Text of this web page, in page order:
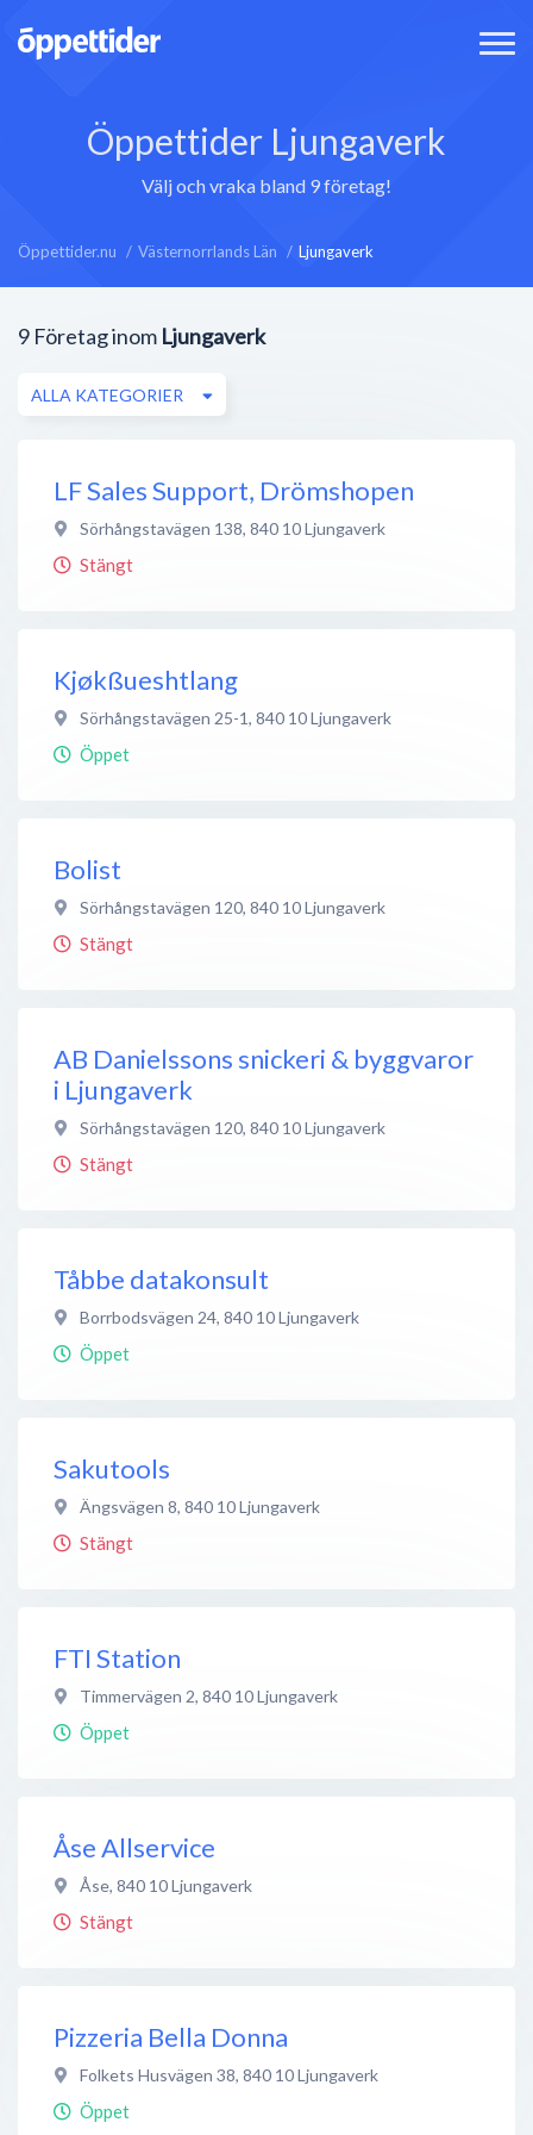
Öppettider Ljungaverk
Välj och vraka bland 9 företag!
Öppettider.nu Västernorrlands Län Ljungaverk
9 Företag inom Ljungaverk
ALLA KATEGORIER
LF Sales Support, Drömshopen
Sörhångstavägen 138, 840 10Ljungaverk
Stängt
Kjøkßueshtlang
Sörhångstavägen 25-1, 840 10Ljungaverk
Öppet
Bolist
Sörhångstavägen 120, 840 10Ljungaverk
Stängt
AB Danielssons snickeri & byggvaror
i Ljungaverk
Sörhångstavägen 120, 840 10Ljungaverk
Stängt
Tåbbe datakonsult
Borrbodsvägen 24, 840 10Ljungaverk
Öppet
Sakutools
Ängsvägen 8, 840 10Ljungaverk
Stängt
FTI Station
Timmervägen 2, 840 10Ljungaverk
Öppet
Åse Allservice
Åse, 840 10Ljungaverk
Stängt
Pizzeria Bella Donna
Folkets Husvägen 38, 840 10Ljungaverk
Öppet